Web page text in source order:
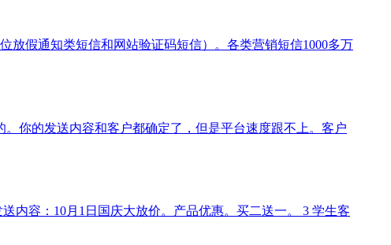
放假通知类短信和网站验证码短信）。各类营销短信1000多万
你的发送内容和客户都确定了，但是平台速度跟不上。客户
内容：10月1日国庆大放价。产品优惠。买二送一。 3 学生客